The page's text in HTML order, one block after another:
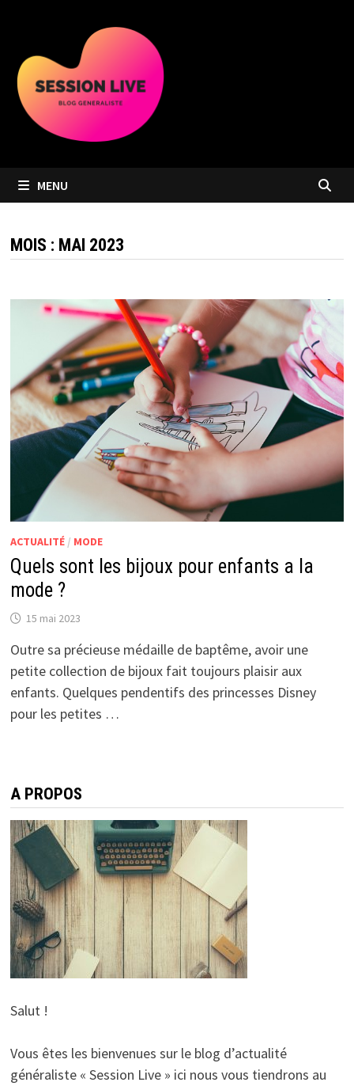
contenu
MENU
MOIS : MAI 2023
ACTUALITÉ/ MODE
Quels sont les bijoux pour enfants a la
mode ?
15 mai 2023
Outre sa précieuse médaille de baptême, avoir une
petite collection de bijoux fait toujours plaisir aux
enfants. Quelques pendentifs des princesses Disney
pour les petites …
A PROPOS
Salut !
Vous êtes les bienvenues sur le blog d’actualité
généraliste « Session Live » ici nous vous tiendrons au